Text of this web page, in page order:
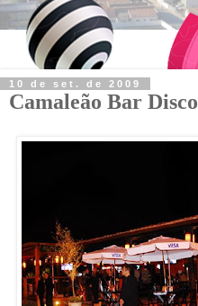
10 de set. de 2009
Camaleão Bar Disco